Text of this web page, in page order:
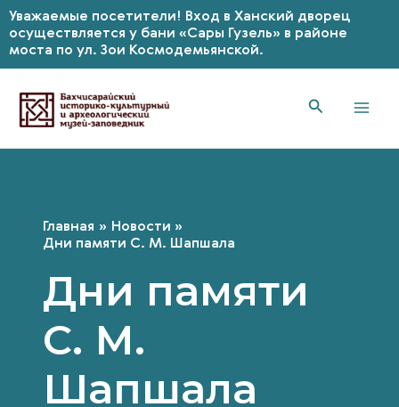
Уважаемые посетители! Вход в Ханский дворец
осуществляется у бани «Сары Гузель» в районе
моста по ул. Зои Космодемьянской.
содержимому
Главная
Новости
Дни памяти С. М. Шапшала
Дни памяти
С. М.
Шапшала